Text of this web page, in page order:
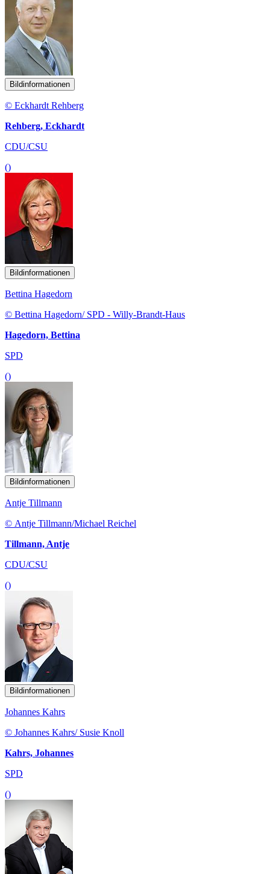
Bildinformationen
© Eckhardt Rehberg
Rehberg, Eckhardt
CDU/CSU
()
Bildinformationen
Bettina Hagedorn
© Bettina Hagedorn/ SPD - Willy-Brandt-Haus
Hagedorn, Bettina
SPD
()
Bildinformationen
Antje Tillmann
© Antje Tillmann/Michael Reichel
Tillmann, Antje
CDU/CSU
()
Bildinformationen
Johannes Kahrs
© Johannes Kahrs/ Susie Knoll
Kahrs, Johannes
SPD
()